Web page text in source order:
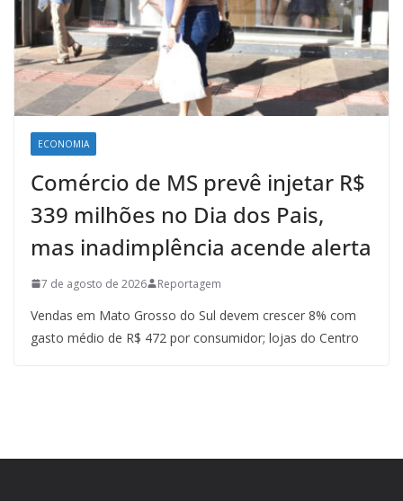
ECONOMIA
Comércio de MS prevê injetar R$
339 milhões no Dia dos Pais,
mas inadimplência acende alerta
7 de agosto de 2026 Reportagem
Vendas em Mato Grosso do Sul devem crescer 8% com
gasto médio de R$ 472 por consumidor; lojas do Centro